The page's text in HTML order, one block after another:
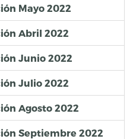
Mayo 2022
Abril 2022
Junio 2022
Julio 2022
Agosto 2022
Septiembre 2022